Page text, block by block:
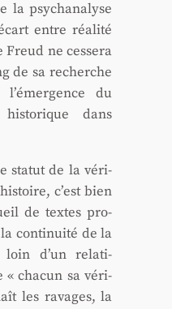
la psy­cha­na­lyse
entre réa­li­té
ne ces­se­ra
de sa recherche
du
dans
sta­tut de la véri­
c’est bien
de textes pro­
conti­nui­té de la
loin d’un rela­ti­
« cha­cun sa véri­
les ravages, la